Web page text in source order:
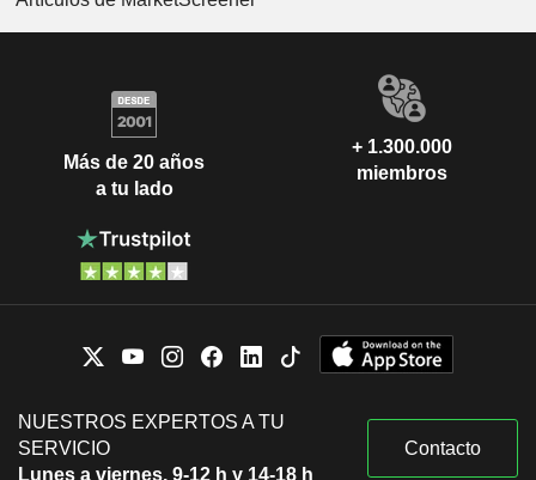
Más de 20 años
a tu lado
+ 1.300.000
miembros
NUESTROS EXPERTOS A TU
SERVICIO
Lunes a viernes, 9-12 h y 14-18 h
Contacto